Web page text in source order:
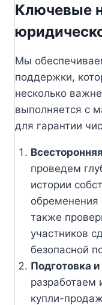
Ключевые
Мы
поддержки,
несколько
выполняется с
для гарантии
проведем
истории
обременения
также
участников
безопасной
Подготовка
разработаем
купли-